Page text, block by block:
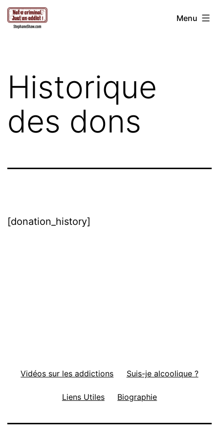
Aller
auStéphane
Menu
Historique
des dons
[donation_history]
Vidéos sur les addictions Suis-je alcoolique ?
Liens Utiles Biographie